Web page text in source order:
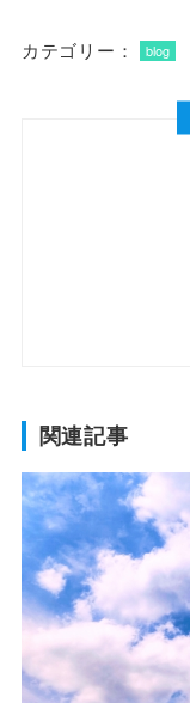
カテゴリー： blog
関連記事